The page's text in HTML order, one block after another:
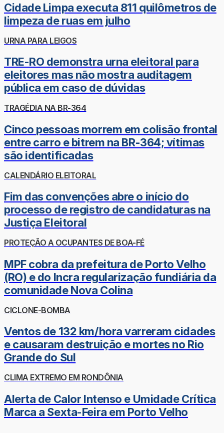
Cidade Limpa executa 811 quilômetros de
limpeza de ruas em julho
URNA PARA LEIGOS
TRE-RO demonstra urna eleitoral para
eleitores mas não mostra auditagem
pública em caso de dúvidas
TRAGÉDIA NA BR-364
Cinco pessoas morrem em colisão frontal
entre carro e bitrem na BR-364; vítimas
são identificadas
CALENDÁRIO ELEITORAL
Fim das convenções abre o início do
processo de registro de candidaturas na
Justiça Eleitoral
PROTEÇÃO A OCUPANTES DE BOA-FÉ
MPF cobra da prefeitura de Porto Velho
(RO) e do Incra regularização fundiária da
comunidade Nova Colina
CICLONE-BOMBA
Ventos de 132 km/hora varreram cidades
e causaram destruição e mortes no Rio
Grande do Sul
CLIMA EXTREMO EM RONDÔNIA
Alerta de Calor Intenso e Umidade Crítica
Marca a Sexta-Feira em Porto Velho